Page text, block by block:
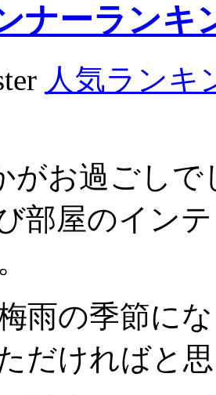
ナーランキ
人気ランキ
がお過ごし
部屋のイン
雨の季節に
だければと